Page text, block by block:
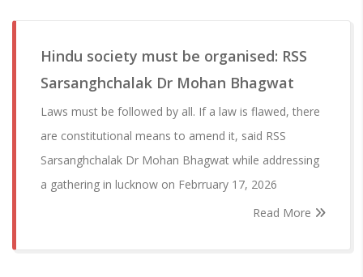
Hindu society must be organised: RSS
Sarsanghchalak Dr Mohan Bhagwat
Laws must be followed by all. If a law is flawed, there
are constitutional means to amend it, said RSS
Sarsanghchalak Dr Mohan Bhagwat while addressing
a gathering in lucknow on Febrruary 17, 2026
Read More